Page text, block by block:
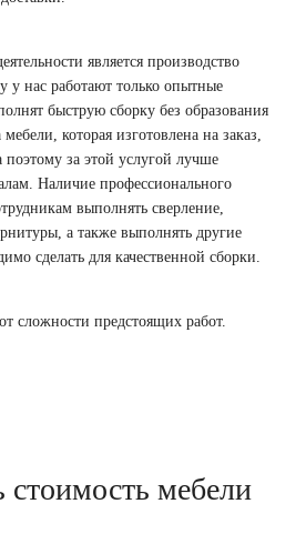
является производство
у нас работают только опытные
быструю сборку без образования
которая изготовлена на заказ,
поэтому за этой услугой лучше
Наличие профессионального
выполнять сверление,
а также выполнять другие
сделать для качественной сборки.
сложности предстоящих работ.
стоимость мебели